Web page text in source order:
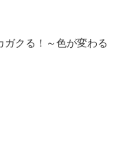
クる！～色が変わる